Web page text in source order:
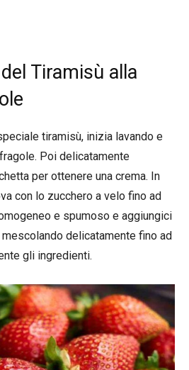
Tiramisù alla
tiramisù, inizia lavando e
Poi delicatamente
per ottenere una crema. In
con lo zucchero a velo fino ad
e spumoso e aggiungici
delicatamente fino ad
gli ingredienti.